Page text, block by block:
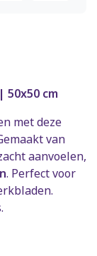
50x50 cm
met deze
van
aanvoelen,
. Perfect voor